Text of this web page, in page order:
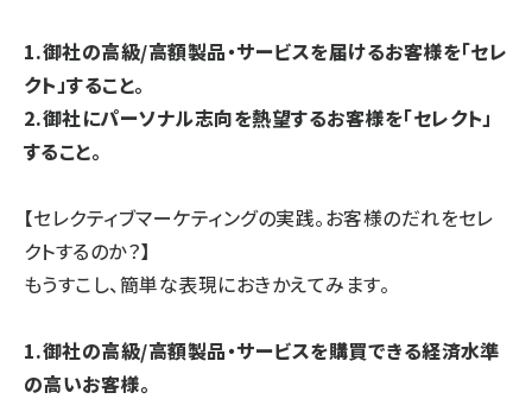
1.御社の高級/高額製品・サービスを届けるお客様を「セレ
クト」すること。
2.御社にパーソナル志向を熱望するお客様を「セレクト」
すること。
【セレクティブマーケティングの実践。お客様のだれをセレ
クトするのか？】
もうすこし、簡単な表現におきかえてみます。
1.御社の高級/高額製品・サービスを購買できる経済水準
の高いお客様。